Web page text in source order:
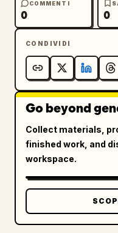
  "reference_strength": 0.9
COMMENTI
0 0
CONDIVIDI
Go beyond
Collect materials,
finished work, and
workspace.